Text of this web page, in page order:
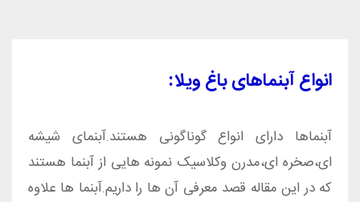
انواع آبنماهای باغ ویلا:
آبنماها دارای انواع گوناگونی هستند.آبنمای شیشه
ای،صخره ای،مدرن وکلاسیک نمونه هایی از آبنما هستند
که در این مقاله قصد معرفی آن ها را داریم.آبنما ها علاوه